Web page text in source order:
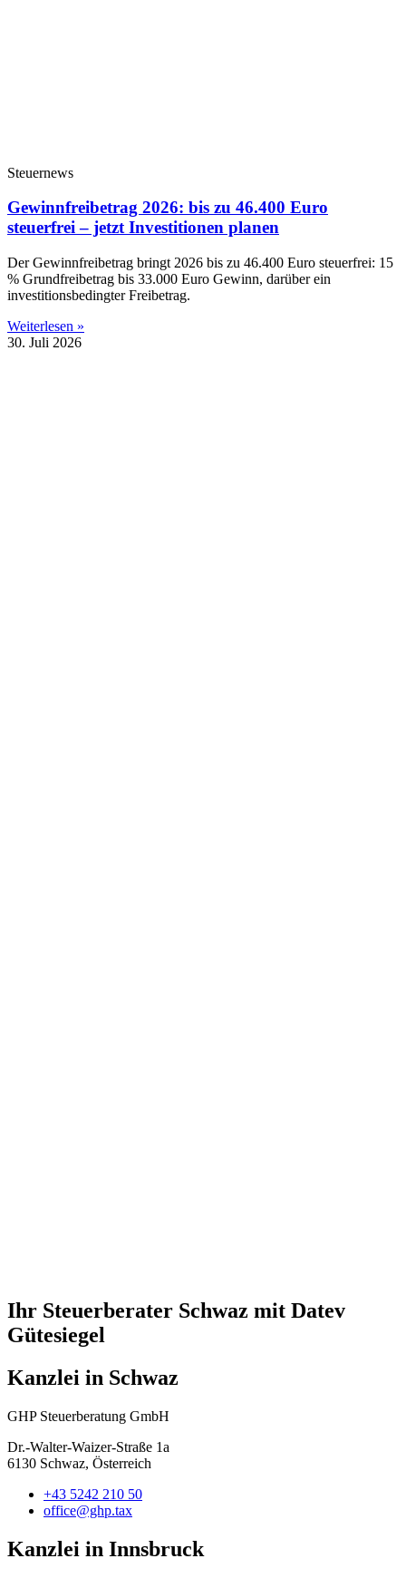
Steuernews
Gewinnfreibetrag 2026: bis zu 46.400 Euro
steuerfrei – jetzt Investitionen planen
Der Gewinnfreibetrag bringt 2026 bis zu 46.400 Euro steuerfrei: 15
% Grundfreibetrag bis 33.000 Euro Gewinn, darüber ein
investitionsbedingter Freibetrag.
Weiterlesen »
30. Juli 2026
Ihr Steuerberater Schwaz mit Datev
Gütesiegel
Kanzlei in Schwaz
GHP Steuerberatung GmbH
Dr.-Walter-Waizer-Straße 1a
6130 Schwaz, Österreich
+43 5242 210 50
office@ghp.tax
Kanzlei in Innsbruck